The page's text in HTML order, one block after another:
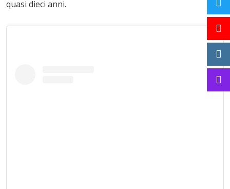
quasi dieci anni.